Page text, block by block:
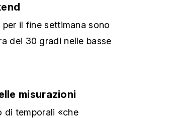
il fine settimana sono
dei 30 gradi nelle basse
misurazioni
di temporali «che